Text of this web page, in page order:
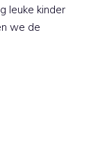
leuke kinder
we de